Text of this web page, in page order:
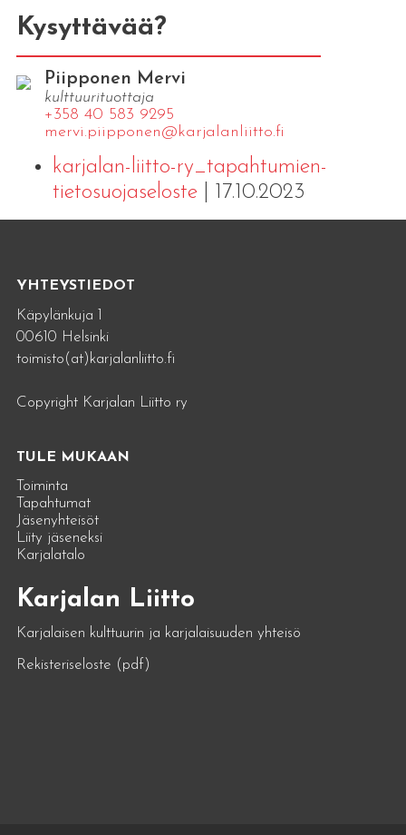
Kysyttävää?
Piipponen Mervi
kulttuurituottaja
+358 40 583 9295
mervi.​piipponen@​kar​jala​nlii​tto.​fi
karjalan-liitto-ry_tapahtumien-
tietosuojaseloste| 17.10.2023
YHTEYSTIEDOT
Käpylänkuja 1
00610 Helsinki
toimisto(at)karjalanliitto.fi
Copyright Karjalan Liitto ry
TULE MUKAAN
Toiminta
Tapahtumat
Jäsenyhteisöt
Liity jäseneksi
Karjalatalo
Karjalan Liitto
Karjalaisen kulttuurin ja karjalaisuuden yhteisö
Rekisteriseloste (pdf)